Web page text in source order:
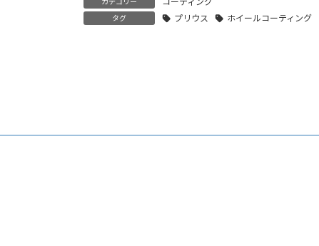
タグ プリウス ホイールコーティング